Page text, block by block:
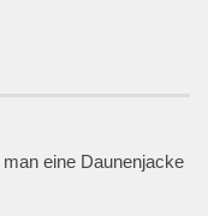
eine Daunenjacke